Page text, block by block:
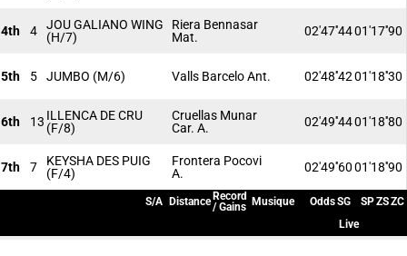
4th 4
JOU GALIANO WING
(H/7)
Riera Bennasar
Mat.
02'47''4401'17''90
5th 5 JUMBO (M/6) Valls Barcelo Ant. 02'48''4201'18''30
6th 13 ILLENCA DE CRU
(F/8)
Cruellas Munar
Car. A.
02'49''4401'18''80
7th 7
KEYSHA DES PUIG
(F/4)
Frontera Pocovi
A.
02'49''6001'18''90
S/A Distance Record
/ Gains Musique OddsSG SPZSZC
Live